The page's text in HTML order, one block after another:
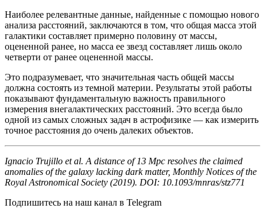
Наиболее релевантные данные, найденные с помощью нового
анализа расстояний, заключаются в том, что общая масса этой
галактики составляет примерно половину от массы,
оцененной ранее, но масса ее звезд составляет лишь около
четверти от ранее оцененной массы.
Это подразумевает, что значительная часть общей массы
должна состоять из темной материи. Результаты этой работы
показывают фундаментальную важность правильного
измерения внегалактических расстояний. Это всегда было
одной из самых сложных задач в астрофизике — как измерить
точное расстояния до очень далеких объектов.
Ignacio Trujillo et al. A distance of 13 Mpc resolves the claimed
anomalies of the galaxy lacking dark matter, Monthly Notices of the
Royal Astronomical Society (2019). DOI: 10.1093/mnras/stz771
Подпишитесь на наш канал в Telegram